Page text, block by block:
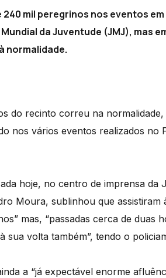
240 mil peregrinos nos eventos
da Juventude (JMJ), mas
normalidade.
do recinto correu na
nos vários eventos realizados no
hoje, no centro de imprensa da
Moura, sublinhou que
mas, “passadas cerca de
sua volta também”, tendo o
a “já expectável enorme